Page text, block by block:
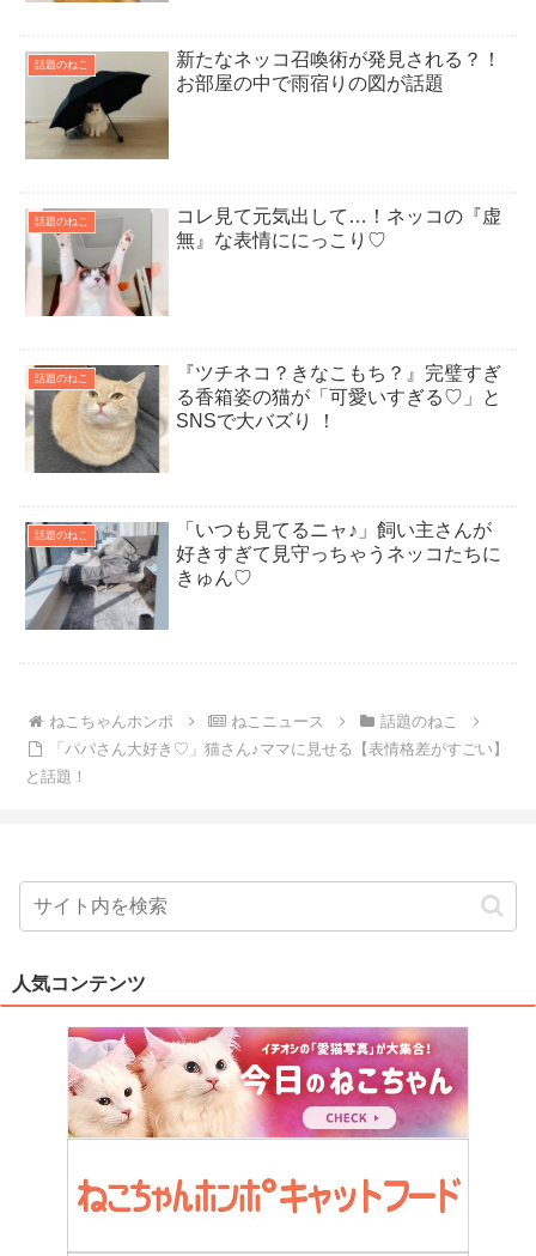
話題のねこ
新たなネッコ召喚術が発見される？！
お部屋の中で雨宿りの図が話題
話題のねこ
コレ見て元気出して…！ネッコの『虚
無』な表情ににっこり♡
話題のねこ
『ツチネコ？きなこもち？』完璧すぎ
る香箱姿の猫が「可愛いすぎる♡」と
SNSで大バズり ！
話題のねこ
「いつも見てるニャ♪」飼い主さんが
好きすぎて見守っちゃうネッコたちに
きゅん♡
ねこちゃんホンポ ねこニュース
話題のねこ
「パパさん大好き♡」猫さん♪ママに見せる【表情格差がすごい】
と話題！
人気コンテンツ